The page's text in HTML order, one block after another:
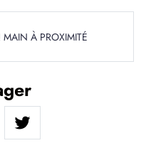
MAIN À PROXIMITÉ